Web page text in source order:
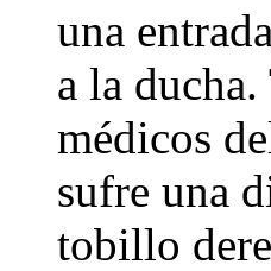
una
a la
médicos
sufre una
tobillo